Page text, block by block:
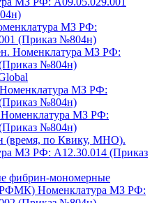
МЗ РФ:
(Приказ №804н)
Номенклатура МЗ РФ:
№804н)
МЗ РФ:
№804н)
МЗ РФ:
№804н)
(время, по Квику, МНО).
МЗ РФ: A12.30.014 (Приказ
фибрин-мономерные
Номенклатура МЗ РФ: